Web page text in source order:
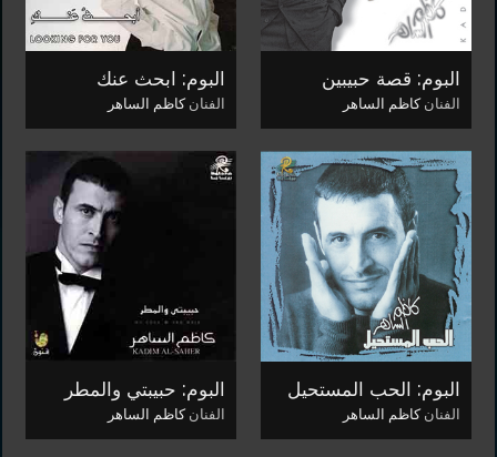
البوم: قصة حبيبين
الفنانكاظم الساهر
البوم: ابحث عنك
الفنانكاظم الساهر
البوم: الحب المستحيل
الفنانكاظم الساهر
البوم: حبيبتي والمطر
الفنانكاظم الساهر